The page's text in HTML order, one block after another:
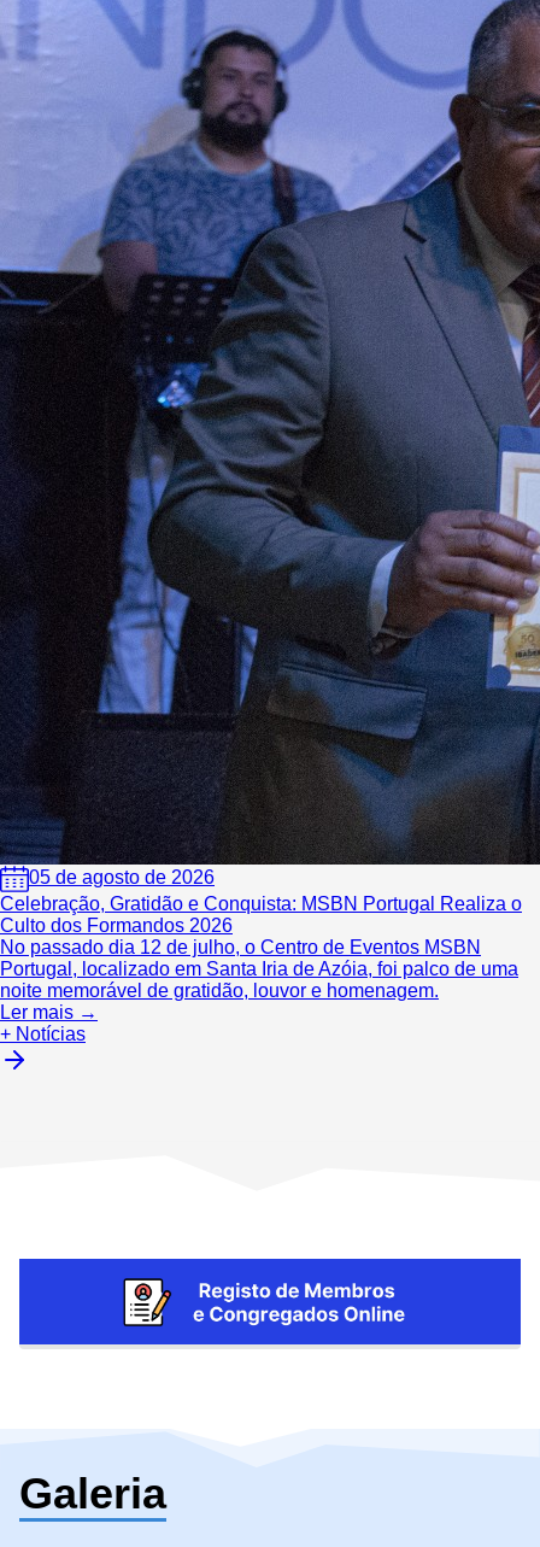
05 de agosto de 2026
Celebração, Gratidão e Conquista: MSBN Portugal Realiza o
Culto dos Formandos 2026
No passado dia 12 de julho, o Centro de Eventos MSBN
Portugal, localizado em Santa Iria de Azóia, foi palco de uma
noite memorável de gratidão, louvor e homenagem.
Ler mais →
+ Notícias
Galeria